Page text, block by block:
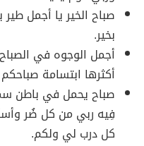
صباح الخير يا أجمل
بخير.
أجمل الوجوه في
أكثرها ابتسامة
صباح يحمل في باطن
فِيه ربي من كل ضُر
كل درب لي ولكم.